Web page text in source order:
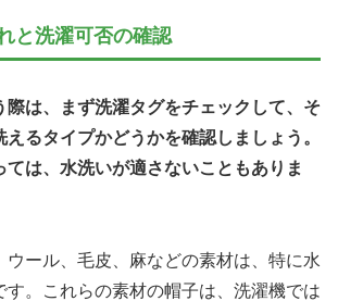
と洗濯可否の確認
際は、まず洗濯タグをチェックして、そ
るタイプかどうかを確認しましょう。
ては、水洗いが適さないこともありま
ウール、毛皮、麻などの素材は、特に水
す。これらの素材の帽子は、洗濯機では